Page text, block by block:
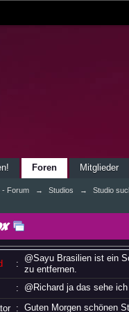
Foren Mitglieder
- Forum → Studios → Studio
:
@Sayu Brasilien ist ein
zu entfernen.
:
@Richard ja das sehe
: Guten Morgen schönen